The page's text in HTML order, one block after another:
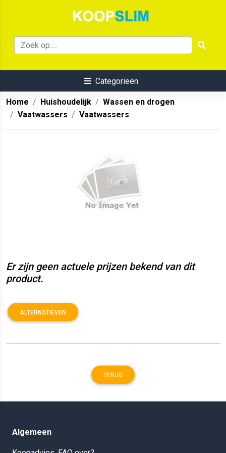
Categorieën
Home Huishoudelijk
Wassen en drogen
Vaatwassers
Vaatwassers
Er zijn geen actuele prijzen bekend van dit
product.
ALTERNATIEVEN
TERUG
Algemeen